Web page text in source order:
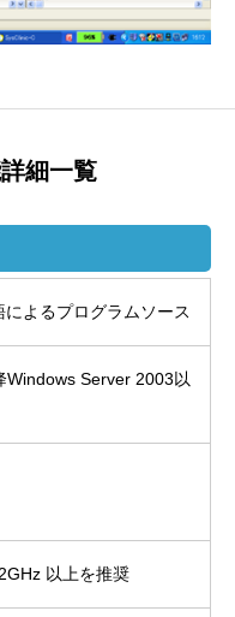
細一覧
よるプログラムソース
Windows Server 2003以
以上を推奨